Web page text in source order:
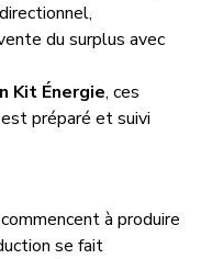
du surplus avec
Kit Énergie, ces
préparé et suivi
à produire
se fait